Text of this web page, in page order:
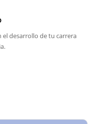
el desarrollo de tu carrera